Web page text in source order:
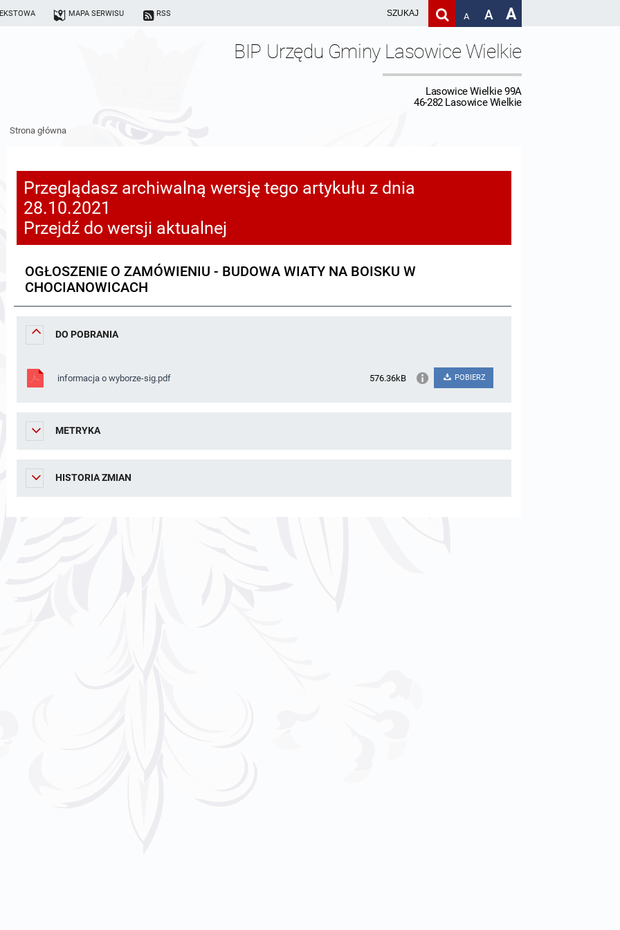
MAPA SERWISU RSS A A A
BIP Urzędu Gminy Lasowice Wielkie
Lasowice Wielkie 99A
46-282 Lasowice Wielkie
Strona główna
Przeglądasz archiwalną wersję tego artykułu z dnia
28.10.2021
Przejdź do wersji aktualnej
OGŁOSZENIE O ZAMÓWIENIU - BUDOWA WIATY NA BOISKU W
CHOCIANOWICACH
DO POBRANIA
informacja o wyborze-sig.pdf 576.36kB POBIERZ
METRYKA
HISTORIA ZMIAN